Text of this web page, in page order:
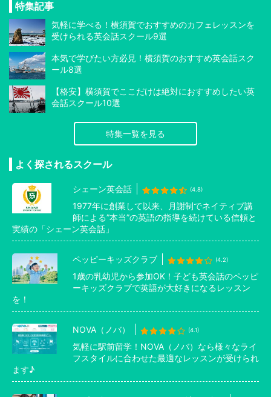
特集記事
気軽に学べる！横須賀でおすすめのカフェレッスンを
受けられる英会話スクール9選
本気で学びたい方必見！横須賀のおすすめ英会話スク
ール8選
【格安】横須賀でここだけは絶対におすすめしたい英
会話スクール10選
特集一覧を見る
よく探されるスクール
シェーン英会話 (4.8)
1977年に創業して以来、月謝制でネイティブ講
師による”本当”の英語の指導を続けている信頼と
実績の「シェーン英会話」
ペッピーキッズクラブ (4.2)
1歳の乳幼児から参加OK！子ども英会話のペッピ
ーキッズクラブで英語が大好きになるレッスン
を！
NOVA（ノバ） (4.1)
気軽に駅前留学！NOVA（ノバ）なら様々なライ
フスタイルに合わせた最適なレッスンが受けられ
ます♪